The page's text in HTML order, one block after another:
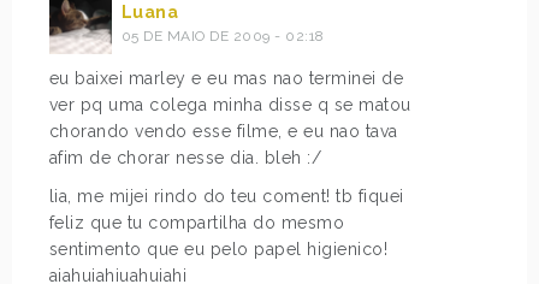
Luana
05 DE MAIO DE 2009 - 02:18
eu baixei marley e eu mas nao terminei de
ver pq uma colega minha disse q se matou
chorando vendo esse filme, e eu nao tava
afim de chorar nesse dia. bleh :/
lia, me mijei rindo do teu coment! tb fiquei
feliz que tu compartilha do mesmo
sentimento que eu pelo papel higienico!
aiahuiahiuahuiahi